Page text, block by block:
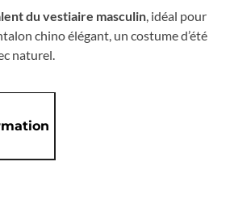
du vestiaire masculin, idéal pour
chino élégant, un costume d’été
naturel.